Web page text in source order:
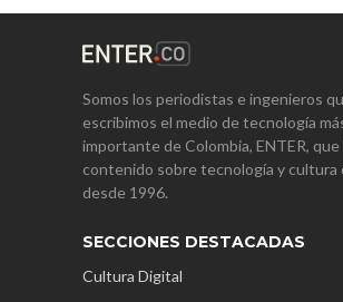
Somos los periodistas e ingenieros
escribimos el medio de tecnología
importante de Colombia, ENTER,
contenido sobre tecnología y cultura
desde 1996.
SECCIONES DESTACADAS
Cultura Digital